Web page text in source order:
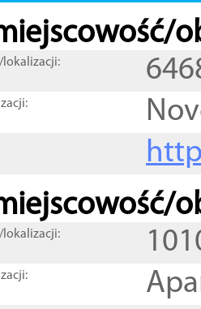
lokalizacji:
lokalizacji: